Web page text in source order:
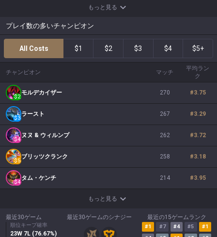
もっと見る
プレイ数の多いチャンピオン
All Costs $1 $2 $3 $4 $5+
チャンピオン マッチ
平均ラン
ク
$2
モルデカイザー 270 #3.75
$3
ラースト 267 #3.29
$4
ヌヌ & ウィルンプ 262 #3.72
$5
ブリッツクランク 258 #3.18
$4
タム・ケンチ 214 #3.95
もっと見る
最近30ゲーム
順位キープ確率
23W 7L (76.67%)
最近30ゲームのシナジー 最近の15ゲームランク
#1 #7 #4 #5 #1